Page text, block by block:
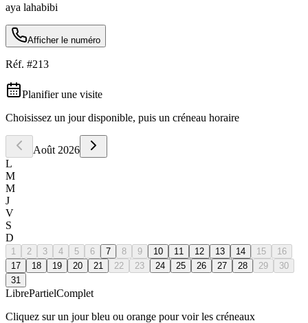
aya lahabibi
Afficher le numéro
Réf. #213
Planifier une visite
Choisissez un jour disponible, puis un créneau horaire
Août 2026
L
M
M
J
V
S
D
1 2 3 4 5 6 7 8 9 10 11 12 13 14 15
16
17
18 19 20 21 22 23 24 25 26 27 28 29
30
31
LibrePartielComplet
Cliquez sur un jour bleu ou orange pour voir les créneaux